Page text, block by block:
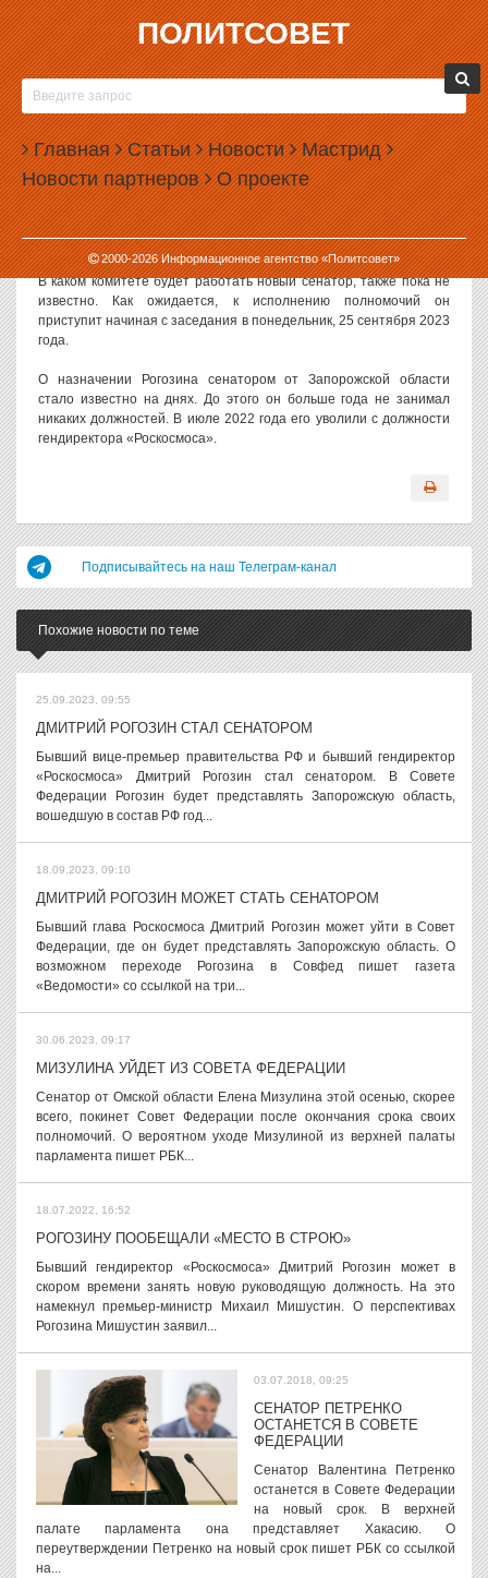
ПОЛИТСОВЕТ
Главная Статьи Новости Мастрид
Новости партнеров О проекте
2000-2026Информационное агентство «Политсовет»
25.09.2023, 13:44
РОГОЗИНУ НЕ ДАДУТ РУКОВОДЯЩУЮ
ДОЛЖНОСТЬ В СОВЕТЕ ФЕДЕРАЦИИ
Новоиспеченный сенатор Дмитрий Рогозин пока не сможет
рассчитывать на руководящую должность в Совете Федерации.
О том, что Рогозин будет рядовым сенатором,пишет РБКсо
ссылкой на два источника в верхней палате парламента.
В каком комитете будет работать новый сенатор, также пока не
известно. Как ожидается, к исполнению полномочий он
приступит начиная с заседания в понедельник, 25 сентября 2023
года.
О назначении Рогозина сенатором от Запорожской области
стало известно на днях. До этого он больше года не занимал
никаких должностей. В июле 2022 года его уволили с должности
гендиректора «Роскосмоса».
Подписывайтесь на наш Телеграм-канал
Похожие новости по теме
25.09.2023, 09:55
ДМИТРИЙ РОГОЗИН СТАЛ СЕНАТОРОМ
Бывший вице-премьер правительства РФ и бывший гендиректор
«Роскосмоса» Дмитрий Рогозин стал сенатором. В Совете
Федерации Рогозин будет представлять Запорожскую область,
вошедшую в состав РФ год...
18.09.2023, 09:10
ДМИТРИЙ РОГОЗИН МОЖЕТ СТАТЬ СЕНАТОРОМ
Бывший глава Роскосмоса Дмитрий Рогозин может уйти в Совет
Федерации, где он будет представлять Запорожскую область. О
возможном переходе Рогозина в Совфед пишет газета
«Ведомости» со ссылкой на три...
30.06.2023, 09:17
МИЗУЛИНА УЙДЕТ ИЗ СОВЕТА ФЕДЕРАЦИИ
Сенатор от Омской области Елена Мизулина этой осенью, скорее
всего, покинет Совет Федерации после окончания срока своих
полномочий. О вероятном уходе Мизулиной из верхней палаты
парламента пишет РБК...
18.07.2022, 16:52
РОГОЗИНУ ПООБЕЩАЛИ «МЕСТО В СТРОЮ»
Бывший гендиректор «Роскосмоса» Дмитрий Рогозин может в
скором времени занять новую руководящую должность. На это
намекнул премьер-министр Михаил Мишустин. О перспективах
Рогозина Мишустин заявил...
03.07.2018, 09:25
СЕНАТОР ПЕТРЕНКО
ОСТАНЕТСЯ В СОВЕТЕ
ФЕДЕРАЦИИ
Сенатор Валентина Петренко
останется в Совете Федерации
на новый срок. В верхней
палате парламента она представляет Хакасию. О
переутверждении Петренко на новый срок пишет РБК со ссылкой
на...